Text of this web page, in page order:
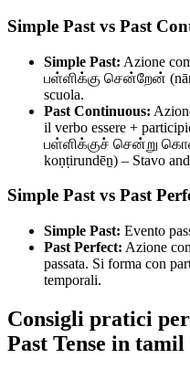
Simple Past vs Past
Simple Past: Azione
பள்ளிக்கு சென்றேன் (nāṉ
scuola.
Past Continuous:
il verbo essere +
பள்ளிக்குச் சென்று
koṇṭirundēṉ) – Stavo
Simple Past vs Past
Simple Past: Evento
Past Perfect: Azione
passata. Si forma con
temporali.
Consigli pratici
Past Tense in tamil